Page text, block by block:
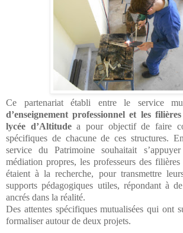
Ce partenariat établi entre le service
d’enseignement professionnel et les
lycée d’Altitudea pour objectif de faire
spécifiques de chacune de ces structures.
service du Patrimoine souhaitait
médiation propres, les professeurs des
étaient à la recherche, pour transmettre
supports pédagogiques utiles, répondant à
ancrés dans la réalité.
Des attentes spécifiques mutualisées qui ont
formaliser autour de deux projets.